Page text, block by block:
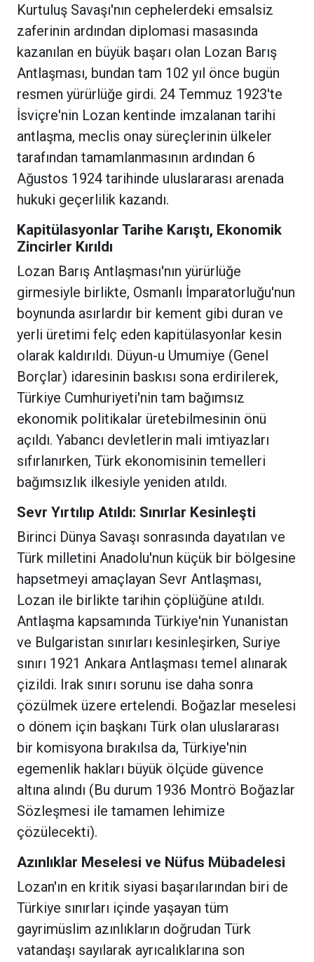
Kurtuluş Savaşı'nın cephelerdeki emsalsiz
zaferinin ardından diplomasi masasında
kazanılan en büyük başarı olan Lozan Barış
Antlaşması, bundan tam 102 yıl önce bugün
resmen yürürlüğe girdi. 24 Temmuz 1923'te
İsviçre'nin Lozan kentinde imzalanan tarihi
antlaşma, meclis onay süreçlerinin ülkeler
tarafından tamamlanmasının ardından 6
Ağustos 1924 tarihinde uluslararası arenada
hukuki geçerlilik kazandı.
Kapitülasyonlar Tarihe Karıştı, Ekonomik
Zincirler Kırıldı
Lozan Barış Antlaşması'nın yürürlüğe
girmesiyle birlikte, Osmanlı İmparatorluğu'nun
boynunda asırlardır bir kement gibi duran ve
yerli üretimi felç eden kapitülasyonlar kesin
olarak kaldırıldı. Düyun-u Umumiye (Genel
Borçlar) idaresinin baskısı sona erdirilerek,
Türkiye Cumhuriyeti'nin tam bağımsız
ekonomik politikalar üretebilmesinin önü
açıldı. Yabancı devletlerin mali imtiyazları
sıfırlanırken, Türk ekonomisinin temelleri
bağımsızlık ilkesiyle yeniden atıldı.
Sevr Yırtılıp Atıldı: Sınırlar Kesinleşti
Birinci Dünya Savaşı sonrasında dayatılan ve
Türk milletini Anadolu'nun küçük bir bölgesine
hapsetmeyi amaçlayan Sevr Antlaşması,
Lozan ile birlikte tarihin çöplüğüne atıldı.
Antlaşma kapsamında Türkiye'nin Yunanistan
ve Bulgaristan sınırları kesinleşirken, Suriye
sınırı 1921 Ankara Antlaşması temel alınarak
çizildi. Irak sınırı sorunu ise daha sonra
çözülmek üzere ertelendi. Boğazlar meselesi
o dönem için başkanı Türk olan uluslararası
bir komisyona bırakılsa da, Türkiye'nin
egemenlik hakları büyük ölçüde güvence
altına alındı (Bu durum 1936 Montrö Boğazlar
Sözleşmesi ile tamamen lehimize
çözülecekti).
Azınlıklar Meselesi ve Nüfus Mübadelesi
Lozan'ın en kritik siyasi başarılarından biri de
Türkiye sınırları içinde yaşayan tüm
gayrimüslim azınlıkların doğrudan Türk
vatandaşı sayılarak ayrıcalıklarına son